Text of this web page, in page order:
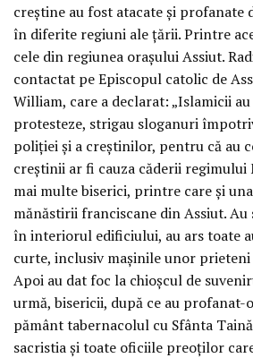
creştine au fost atacate şi profanate
în diferite regiuni ale ţării. Printre
cele din regiunea oraşului Assiut.
contactat pe Episcopul catolic de
William, care a declarat: „Islamicii
protesteze, strigau sloganuri
poliţiei şi a creştinilor, pentru că au
creştinii ar fi cauza căderii regimului
mai multe biserici, printre care şi
mănăstirii franciscane din Assiut.
în interiorul edificiului, au ars toate
curte, inclusiv maşinile unor
Apoi au dat foc la chioşcul de
urmă, bisericii, după ce au profanat-
pământ tabernacolul cu Sfânta
sacristia şi toate oficiile preoţilor